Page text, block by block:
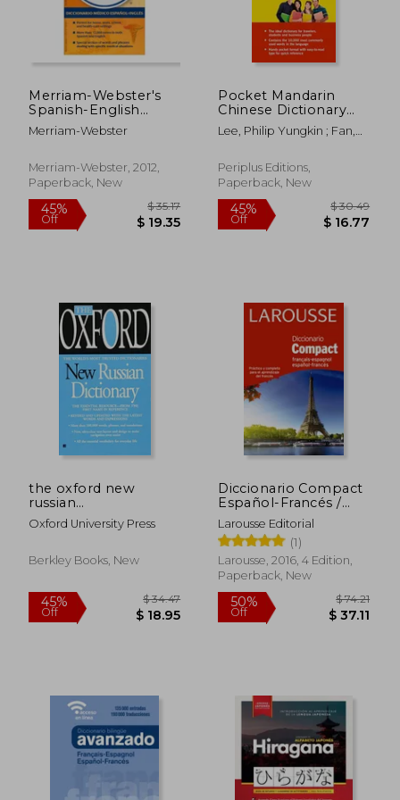
45%
Off
$ 89.99
$ 49.50
45%
Off $
45% $ 112.40
$ 61.82
45%
Off
Merriam-Webster's
Spanish-English
Medical Dictionary (in
Spanish)
Merriam-Webster
Merriam-Webster, 2012,
Paperback, New
Pocket Mandarin
Chinese Dictionary
(Periplus Pocket
Dictionaries)
Lee, Philip Yungkin ; Fan,
Periplus Editions,
Paperback, New
the oxford new
russian
dictionary,russian-
english/english-
Oxford University Press
Berkley Books, New
Diccionario Compact
Español-Francés /
Français-Espagnol
(Larousse - Lengua
Francesa -
Diccionarios
Generales) (in
Larousse Editorial
(1)
Larousse, 2016, 4 Edition,
Paperback, New